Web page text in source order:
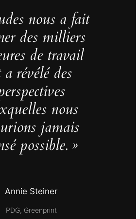
nous a fait
des milliers
de travail
a révélé des
nous
jamais
possible. »
Annie Steiner
PDG, Greenprint